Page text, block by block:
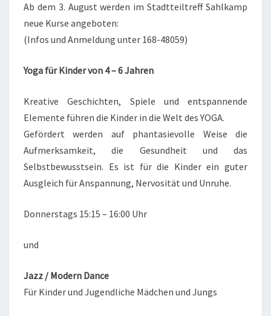
/
DANCE
Ab dem 3. August werden im Stadtteiltreff Sahlkamp
neue Kurse angeboten:
(Infos und Anmeldung unter 168-48059)
Yoga für Kinder von 4 – 6 Jahren
Kreative Geschichten, Spiele und entspannende
Elemente führen die Kinder in die Welt des YOGA.
Gefördert werden auf phantasievolle Weise die
Aufmerksamkeit, die Gesundheit und das
Selbstbewusstsein. Es ist für die Kinder ein guter
Ausgleich für Anspannung, Nervosität und Unruhe.
Donnerstags 15:15 – 16:00 Uhr
und
Jazz / Modern Dance
Für Kinder und Jugendliche Mädchen und Jungs